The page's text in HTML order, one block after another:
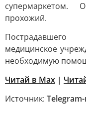
супермаркетом.
прохожий.
медицинское
необходимую
Читай в Max |
Источник: